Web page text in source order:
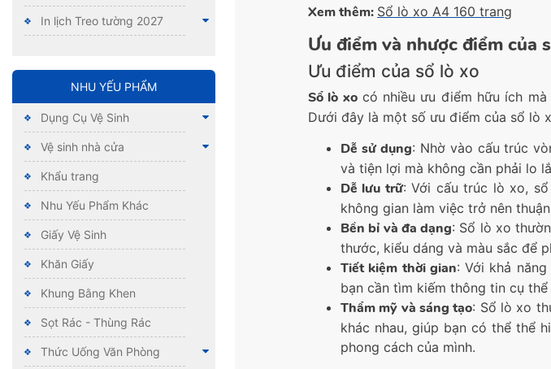
In lịch Treo tường 2027
NHU YẾU PHẨM
Dụng Cụ Vệ Sinh
Vệ sinh nhà cửa
Khẩu trang
Nhu Yếu Phẩm Khác
Giấy Vệ Sinh
Khăn Giấy
Khung Bằng Khen
Sọt Rác - Thùng Rác
Thức Uống Văn Phòng
Xem thêm: Sổ lò xo A4 160 trang
Ưu điểm và nhược điểm của
Ưu điểm của sổ lò xo
Sổ lò xocó nhiều ưu điểm hữu ích mà
Dưới đây là một số ưu điểm của sổ lò
Dễ sử dụng: Nhờ vào cấu trúc
và tiện lợi mà không cần phải lo
Dễ lưu trữ: Với cấu trúc lò xo,
không gian làm việc trở nên
Bền bỉ và đa dạng: Sổ lò xo
thước, kiểu dáng và màu sắc để
Tiết kiệm thời gian: Với khả
bạn cần tìm kiếm thông tin cụ
Thẩm mỹ và sáng tạo: Sổ lò xo
khác nhau, giúp bạn có thể thể
phong cách của mình.